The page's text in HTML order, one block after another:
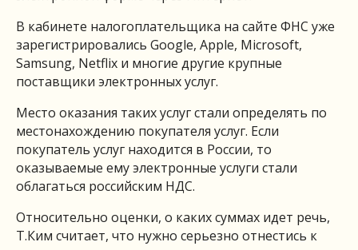
В кабинете налогоплательщика на сайте ФНС уже
зарегистрировались Google, Apple, Microsoft,
Samsung, Netflix и многие другие крупные
поставщики электронных услуг.
Место оказания таких услуг стали определять по
местонахождению покупателя услуг. Если
покупатель услуг находится в России, то
оказываемые ему электронные услуги стали
облагаться российским НДС.
Относительно оценки, о каких суммах идет речь,
Т.Ким считает, что нужно серьезно отнестись к